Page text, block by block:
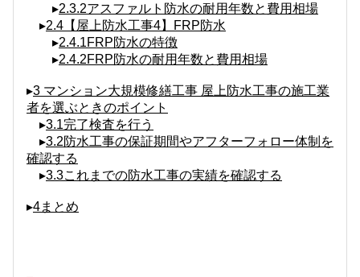
▸2.3.2アスファルト防水の耐用年数と費用相場
▸2.4【屋上防水工事4】FRP防水
▸2.4.1FRP防水の特徴
▸2.4.2FRP防水の耐用年数と費用相場
▸3 マンション大規模修繕工事 屋上防水工事の施工業
者を選ぶときのポイント
▸3.1完了検査を行う
▸3.2防水工事の保証期間やアフターフォロー体制を
確認する
▸3.3これまでの防水工事の実績を確認する
▸4まとめ